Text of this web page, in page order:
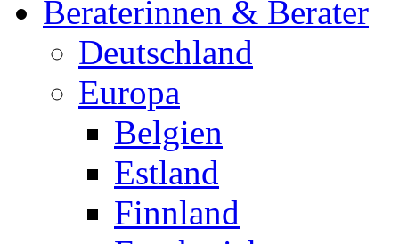
Beraterinnen & Berater
Deutschland
Europa
Belgien
Estland
Finnland